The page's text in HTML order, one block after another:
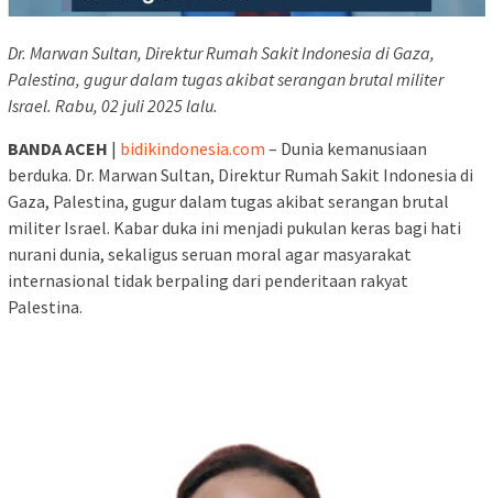
Dr. Marwan Sultan, Direktur Rumah Sakit Indonesia di Gaza,
Palestina, gugur dalam tugas akibat serangan brutal militer
Israel. Rabu, 02 juli 2025 lalu.
BANDA ACEH | bidikindonesia.com – Dunia kemanusiaan
berduka. Dr. Marwan Sultan, Direktur Rumah Sakit Indonesia di
Gaza, Palestina, gugur dalam tugas akibat serangan brutal
militer Israel. Kabar duka ini menjadi pukulan keras bagi hati
nurani dunia, sekaligus seruan moral agar masyarakat
internasional tidak berpaling dari penderitaan rakyat
Palestina.